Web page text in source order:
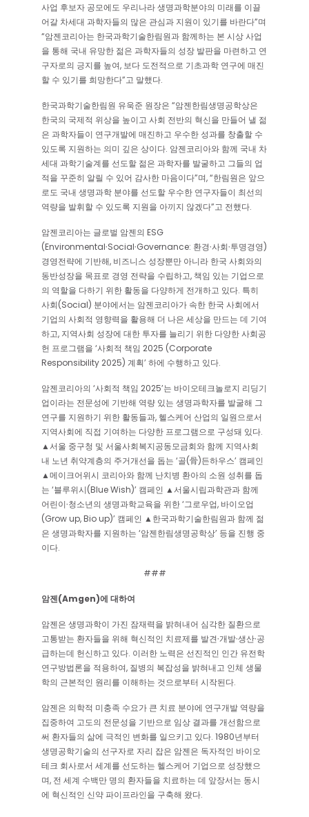
사업 후보자 공모에도 우리나라 생명과학분야의 미래를 이끌
어갈 차세대 과학자들의 많은 관심과 지원이 있기를 바란다”며
“암젠코리아는 한국과학기술한림원과 함께하는 본 시상 사업
을 통해 국내 유망한 젊은 과학자들의 성장 발판을 마련하고 연
구자로의 긍지를 높여, 보다 도전적으로 기초과학 연구에 매진
할 수 있기를 희망한다”고 말했다.
한국과학기술한림원 유욱준 원장은 “암젠한림생명공학상은
한국의 국제적 위상을 높이고 사회 전반의 혁신을 만들어 낼 젊
은 과학자들이 연구개발에 매진하고 우수한 성과를 창출할 수
있도록 지원하는 의미 깊은 상이다. 암젠코리아와 함께 국내 차
세대 과학기술계를 선도할 젊은 과학자를 발굴하고 그들의 업
적을 꾸준히 알릴 수 있어 감사한 마음이다”며, “한림원은 앞으
로도 국내 생명과학 분야를 선도할 우수한 연구자들이 최선의
역량을 발휘할 수 있도록 지원을 아끼지 않겠다”고 전했다.
암젠코리아는 글로벌 암젠의 ESG
(Environmental∙Social∙Governance: 환경∙사회∙투명경영)
경영전략에 기반해, 비즈니스 성장뿐만 아니라 한국 사회와의
동반성장을 목표로 경영 전략을 수립하고, 책임 있는 기업으로
의 역할을 다하기 위한 활동을 다양하게 전개하고 있다. 특히
사회(Social) 분야에서는 암젠코리아가 속한 한국 사회에서
기업의 사회적 영향력을 활용해 더 나은 세상을 만드는 데 기여
하고, 지역사회 성장에 대한 투자를 늘리기 위한 다양한 사회공
헌 프로그램을 ‘사회적 책임 2025 (Corporate
Responsibility 2025) 계획’ 하에 수행하고 있다.
암젠코리아의 ‘사회적 책임 2025’는 바이오테크놀로지 리딩기
업이라는 전문성에 기반해 역량 있는 생명과학자를 발굴해 그
연구를 지원하기 위한 활동들과, 헬스케어 산업의 일원으로서
지역사회에 직접 기여하는 다양한 프로그램으로 구성돼 있다.
▲서울 중구청 및 서울사회복지공동모금회와 함께 지역사회
내 노년 취약계층의 주거개선을 돕는 ‘골(骨)든하우스’ 캠페인
▲메이크어위시 코리아와 함께 난치병 환아의 소원 성취를 돕
는 ‘블루위시(Blue Wish)’ 캠페인 ▲서울시립과학관과 함께
어린이∙청소년의 생명과학교육을 위한 ‘그로우업, 바이오업
(Grow up, Bio up)’ 캠페인 ▲한국과학기술한림원과 함께 젊
은 생명과학자를 지원하는 ‘암젠한림생명공학상’ 등을 진행 중
이다.
###
암젠(Amgen)에 대하여
암젠은 생명과학이 가진 잠재력을 밝혀내어 심각한 질환으로
고통받는 환자들을 위해 혁신적인 치료제를 발견∙개발∙생산∙공
급하는데 헌신하고 있다. 이러한 노력은 선진적인 인간 유전학
연구방법론을 적용하여, 질병의 복잡성을 밝혀내고 인체 생물
학의 근본적인 원리를 이해하는 것으로부터 시작된다.
암젠은 의학적 미충족 수요가 큰 치료 분야에 연구개발 역량을
집중하여 고도의 전문성을 기반으로 임상 결과를 개선함으로
써 환자들의 삶에 극적인 변화를 일으키고 있다. 1980년부터
생명공학기술의 선구자로 자리 잡은 암젠은 독자적인 바이오
테크 회사로서 세계를 선도하는 헬스케어 기업으로 성장했으
며, 전 세계 수백만 명의 환자들을 치료하는 데 앞장서는 동시
에 혁신적인 신약 파이프라인을 구축해 왔다.